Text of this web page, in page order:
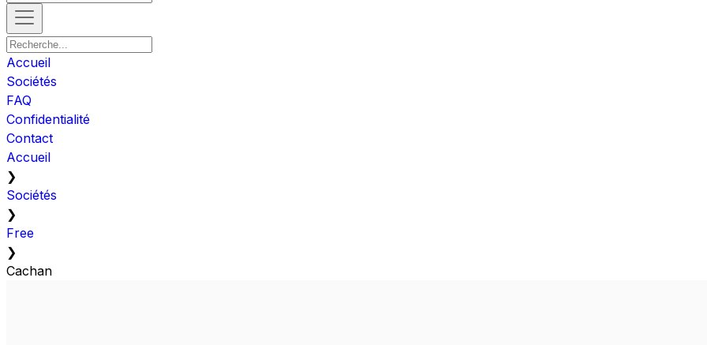
Accueil
Sociétés
FAQ
Confidentialité
Contact
Accueil
❯
Sociétés
❯
Free
❯
Cachan